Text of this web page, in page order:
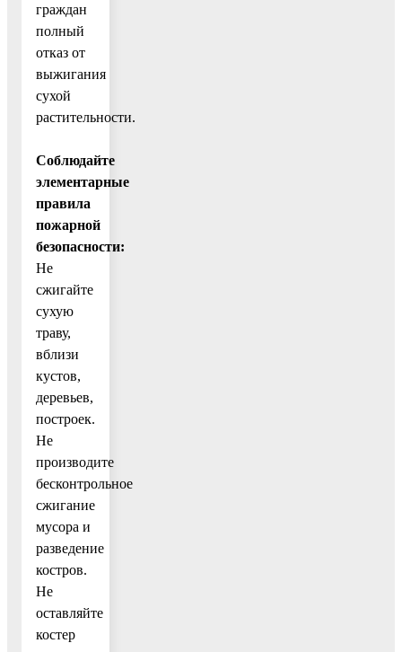
граждан
полный
отказ от
выжигания
сухой
растительности.
Соблюдайте
элементарные
правила
пожарной
безопасности:
Не
сжигайте
сухую
траву,
вблизи
кустов,
деревьев,
построек.
Не
производите
бесконтрольное
сжигание
мусора и
разведение
костров.
Не
оставляйте
костер